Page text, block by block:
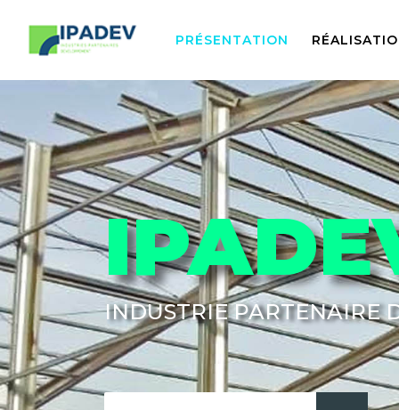
PRÉSENTATION
INDUSTRIE PARTENAIRE